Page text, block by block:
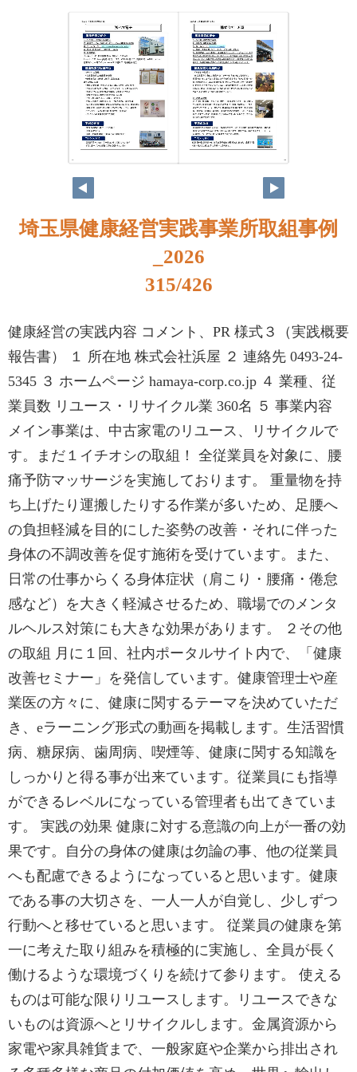
298 299
埼玉県健康経営実践事業所取組事例
_2026
315/426
健康経営の実践内容 コメント、PR 様式３（実践概要
報告書） １ 所在地 株式会社浜屋 ２ 連絡先 0493-24-
5345 ３ ホームページ hamaya-corp.co.jp ４ 業種、従
業員数 リユース・リサイクル業 360名 ５ 事業内容
メイン事業は、中古家電のリユース、リサイクルで
す。まだ１イチオシの取組！ 全従業員を対象に、腰
痛予防マッサージを実施しております。 重量物を持
ち上げたり運搬したりする作業が多いため、足腰へ
の負担軽減を目的にした姿勢の改善・それに伴った
身体の不調改善を促す施術を受けています。また、
日常の仕事からくる身体症状（肩こり・腰痛・倦怠
感など）を大きく軽減させるため、職場でのメンタ
ルヘルス対策にも大きな効果があります。 ２その他
の取組 月に１回、社内ポータルサイト内で、「健康
改善セミナー」を発信しています。健康管理士や産
業医の方々に、健康に関するテーマを決めていただ
き、eラーニング形式の動画を掲載します。生活習慣
病、糖尿病、歯周病、喫煙等、健康に関する知識を
しっかりと得る事が出来ています。従業員にも指導
ができるレベルになっている管理者も出てきていま
す。 実践の効果 健康に対する意識の向上が一番の効
果です。自分の身体の健康は勿論の事、他の従業員
へも配慮できるようになっていると思います。健康
である事の大切さを、一人一人が自覚し、少しずつ
行動へと移せていると思います。 従業員の健康を第
一に考えた取り組みを積極的に実施し、全員が長く
働けるような環境づくりを続けて参ります。 使える
ものは可能な限りリユースします。リユースできな
いものは資源へとリサイクルします。金属資源から
家電や家具雑貨まで、一般家庭や企業から排出され